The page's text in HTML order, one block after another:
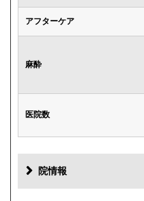
アフターケア
麻酔
医院数
院情報